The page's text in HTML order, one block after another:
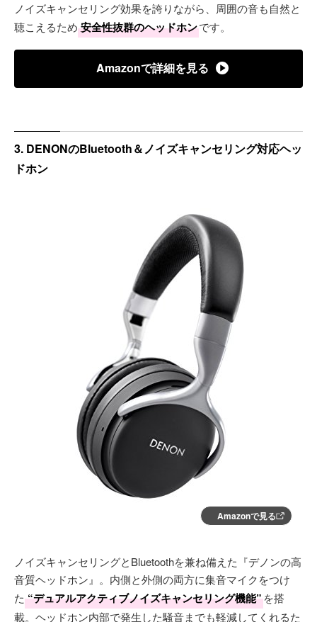
ノイズキャンセリング効果を誇りながら、周囲の音も自然と
聴こえるため 安全性抜群のヘッドホンです。
Amazonで詳細を見る
3. DENONのBluetooth＆ノイズキャンセリング対応ヘッ
ドホン
Amazonで見る
ノイズキャンセリングとBluetoothを兼ね備えた『デノンの高
音質ヘッドホン』。内側と外側の両方に集音マイクをつけ
た “デュアルアクティブノイズキャンセリング機能”を搭
載。ヘッドホン内部で発生した騒音までも軽減してくれるた